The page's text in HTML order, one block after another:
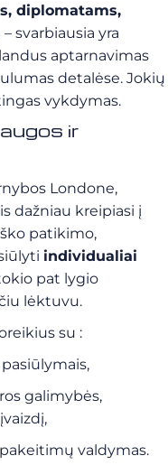
diplomatams,
– svarbiausia yra
aptarnavimas
detalėse. Jokių
vykdymas.
ir
Londone,
dažniau kreipiasi į
patikimo,
individualiai
pat lygio
lėktuvu.
su :
galimybės,
valdymas.